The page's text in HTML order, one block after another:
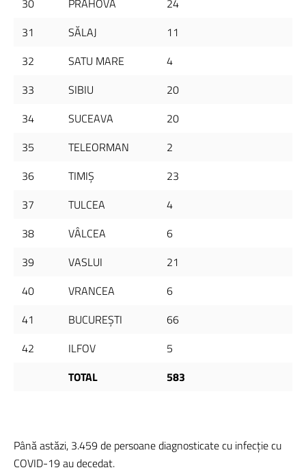
30 PRAHOVA
24
31
SĂLAJ
11
32
SATU MARE
4
33
SIBIU
20
34
SUCEAVA
20
35
TELEORMAN
2
36
TIMIŞ
23
37
TULCEA
4
38
VÂLCEA
6
39
VASLUI
21
40
VRANCEA
6
41
BUCUREŞTI
66
42
ILFOV
5
TOTAL
583
Până astăzi, 3.459 de persoane diagnosticate cu infecție cu
COVID-19 au decedat.